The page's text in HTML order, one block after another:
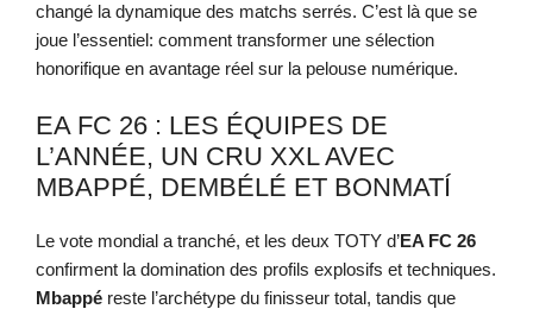
changé la dynamique des matchs serrés. C’est là que se
joue l’essentiel: comment transformer une sélection
honorifique en avantage réel sur la pelouse numérique.
EA FC 26 : LES ÉQUIPES DE
L’ANNÉE, UN CRU XXL AVEC
MBAPPÉ, DEMBÉLÉ ET BONMATÍ
Le vote mondial a tranché, et les deux TOTY d’EA FC 26
confirment la domination des profils explosifs et techniques.
Mbappé reste l’archétype du finisseur total, tandis que